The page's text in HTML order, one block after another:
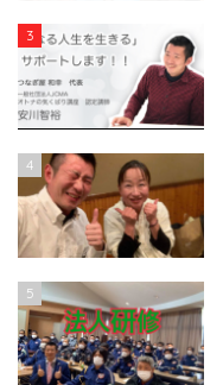
3
4
5